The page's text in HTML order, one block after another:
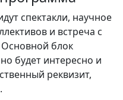
спектакли, научное
и встреча с
блок
будет интересно и
реквизит,